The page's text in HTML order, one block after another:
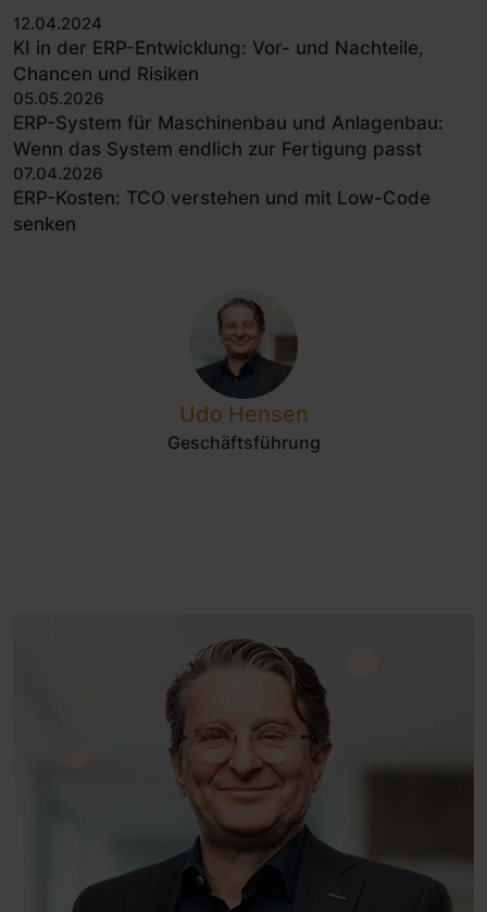
12.04.2024
KI in der ERP-Entwicklung: Vor- und Nachteile,
Chancen und Risiken
05.05.2026
ERP-System für Maschinenbau und Anlagenbau:
Wenn das System endlich zur Fertigung passt
07.04.2026
ERP-Kosten: TCO verstehen und mit Low-Code
senken
Udo Hensen
Geschäftsführung